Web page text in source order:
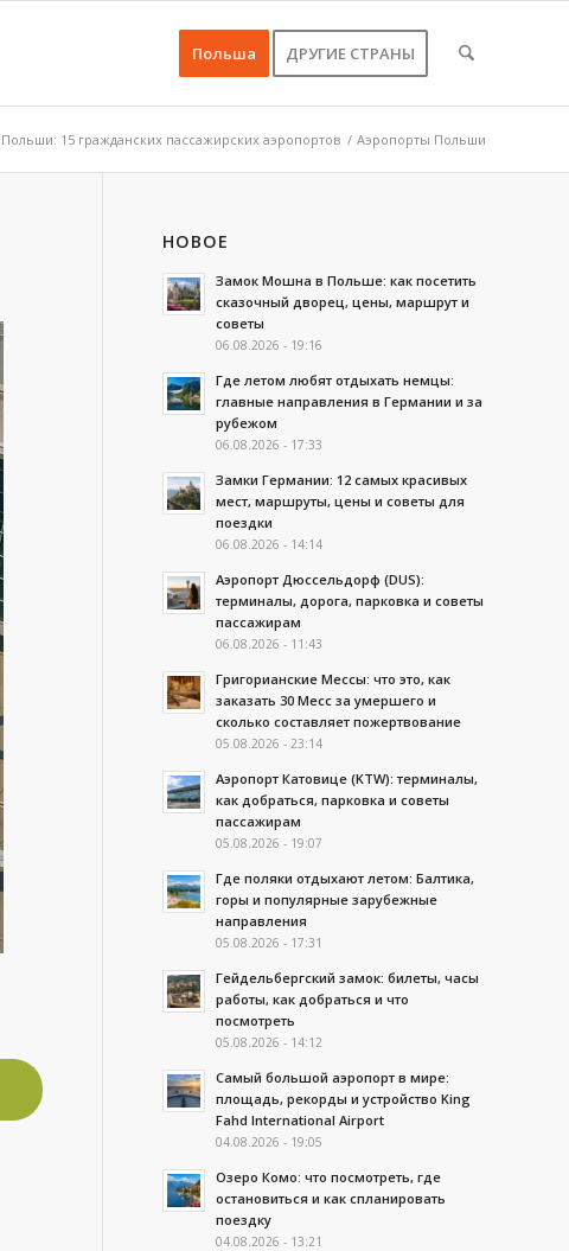
Польша ДРУГИЕ СТРАНЫ
15 гражданских пассажирских аэропортов / Аэропорты Польши
НОВОЕ
Замок Мошна в Польше: как посетить
сказочный дворец, цены, маршрут и
советы
06.08.2026 - 19:16
Где летом любят отдыхать немцы:
главные направления в Германии и за
рубежом
06.08.2026 - 17:33
Замки Германии: 12 самых красивых
мест, маршруты, цены и советы для
поездки
06.08.2026 - 14:14
Аэропорт Дюссельдорф (DUS):
терминалы, дорога, парковка и советы
пассажирам
06.08.2026 - 11:43
Григорианские Мессы: что это, как
заказать 30 Месс за умершего и
сколько составляет пожертвование
05.08.2026 - 23:14
Аэропорт Катовице (KTW): терминалы,
как добраться, парковка и советы
пассажирам
05.08.2026 - 19:07
Где поляки отдыхают летом: Балтика,
горы и популярные зарубежные
направления
05.08.2026 - 17:31
Гейдельбергский замок: билеты, часы
работы, как добраться и что
посмотреть
05.08.2026 - 14:12
Самый большой аэропорт в мире:
площадь, рекорды и устройство King
Fahd International Airport
04.08.2026 - 19:05
Озеро Комо: что посмотреть, где
остановиться и как спланировать
поездку
04.08.2026 - 13:21